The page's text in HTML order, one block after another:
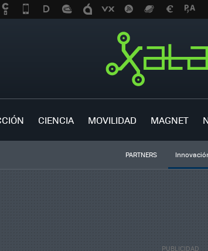
CIENCIA MOVILIDAD MAGNET
PARTNERS